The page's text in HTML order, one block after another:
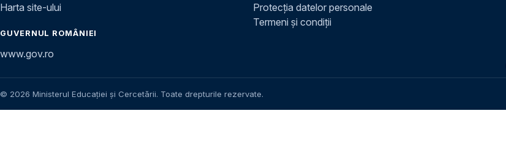
Harta site-ului
GUVERNUL ROMÂNIEI
www.gov.ro
Protecția datelor personale
Termeni și condiții
© 2026 Ministerul Educației și Cercetării. Toate drepturile rezervate.